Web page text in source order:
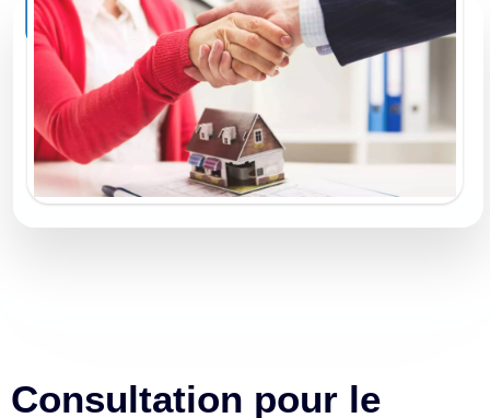
Consultation pour le